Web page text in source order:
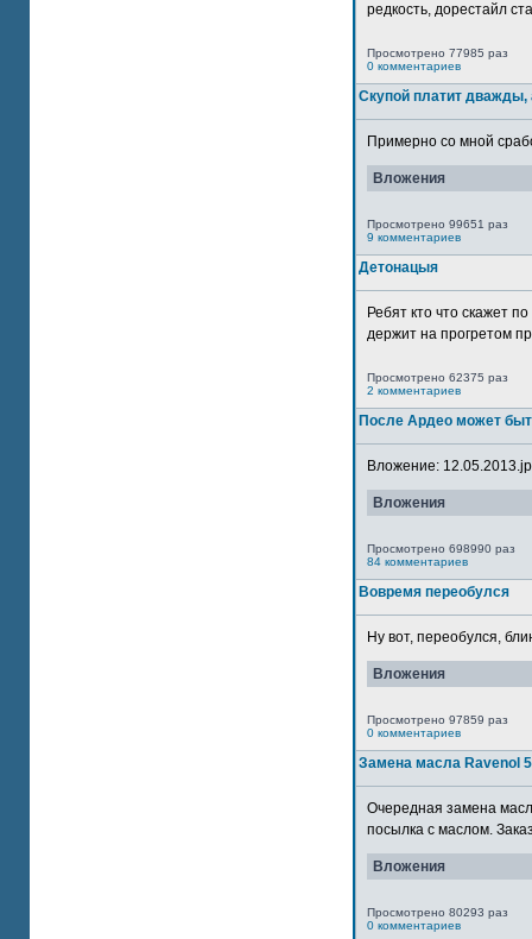
редкость, дорестайл
Просмотрено 77985 раз
0 комментариев
Скупой платит
Примерно со мной
Вложения
Просмотрено 99651 раз
9 комментариев
Детонацыя
Ребят кто что скажет
держит на прогретом
Просмотрено 62375 раз
2 комментариев
После Ардео может
Вложение:
Вложения
Просмотрено 698990 раз
84 комментариев
Вовремя переобулся
Ну вот, переобулся,
Вложения
Просмотрено 97859 раз
0 комментариев
Замена масла Ravenol
Очередная замена
посылка с маслом.
Вложения
Просмотрено 80293 раз
0 комментариев